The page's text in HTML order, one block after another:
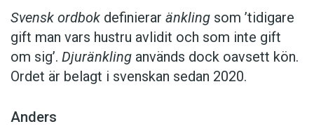
Svensk ordbok definierar änkling som ’tidigare
gift man vars hustru av­lidit och som inte gift
om sig’. Djuränkling används dock oavsett kön.
Ordet är belagt i svenskan sedan 2020.
Anders